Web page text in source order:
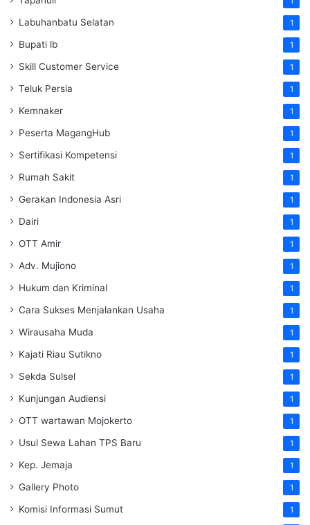
Labuhanbatu Selatan 1
Bupati lb 1
Skill Customer Service 1
Teluk Persia 1
Kemnaker 1
Peserta MagangHub 1
Sertifikasi Kompetensi 1
Rumah Sakit 1
Gerakan Indonesia Asri 1
Dairi 1
OTT Amir 1
Adv. Mujiono 1
Hukum dan Kriminal 1
Cara Sukses Menjalankan Usaha 1
Wirausaha Muda 1
Kajati Riau Sutikno 1
Sekda Sulsel 1
Kunjungan Audiensi 1
OTT wartawan Mojokerto 1
Usul Sewa Lahan TPS Baru 1
Kep. Jemaja 1
Gallery Photo 1
Komisi Informasi Sumut 1